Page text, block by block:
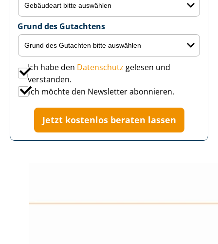
Grund des Gutachtens
Ich habe den Datenschutz gelesen und
verstanden.
Ich möchte den Newsletter abonnieren.
Jetzt kostenlos beraten lassen